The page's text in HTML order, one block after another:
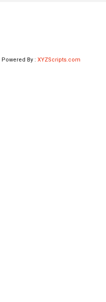
Powered By : XYZScripts.com